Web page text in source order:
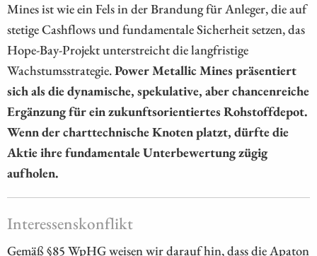
Mines ist wie ein Fels in der Brandung für Anleger, die auf
stetige Cashflows und fundamentale Sicherheit setzen, das
Hope-Bay-Projekt unterstreicht die langfristige
Wachstumsstrategie.Power Metallic Mines präsentiert
sich als die dynamische, spekulative, aber chancenreiche
Ergänzung für ein zukunftsorientiertes Rohstoffdepot.
Wenn der charttechnische Knoten platzt, dürfte die
Aktie ihre fundamentale Unterbewertung zügig
aufholen.
Interessenskonflikt
Gemäß §85 WpHG weisen wir darauf hin, dass die Apaton